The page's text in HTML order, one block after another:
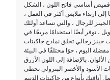
قميص أساسي فاتح اللون ، الشكل
إلى ارتداء ملابس أكثر في العمل ،
للرجال ، والتي تساعد أولئك
، توفر أيضًا استخدامًا مريحًا في
جينز رجالي تخلق نماذج جاكيتات
اليوم ، جوًا مختلفًا في البيئة
بالإضافة إلى اللون الأزرق
الأسود والأخضر البترولي تحظى
بأنواع من جاكيتات الدنيم